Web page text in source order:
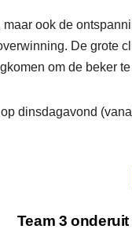
ook de
De grote
om de beker
dinsdagavond
Team 3